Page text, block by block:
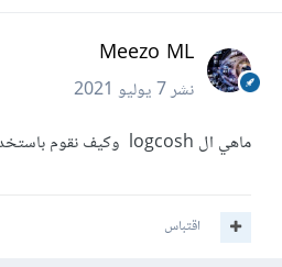
Meezo ML
نشر7 يوليو 2021
ماهي ال logcosh وكيف نقوم باستخدامها في Keras؟
اقتباس